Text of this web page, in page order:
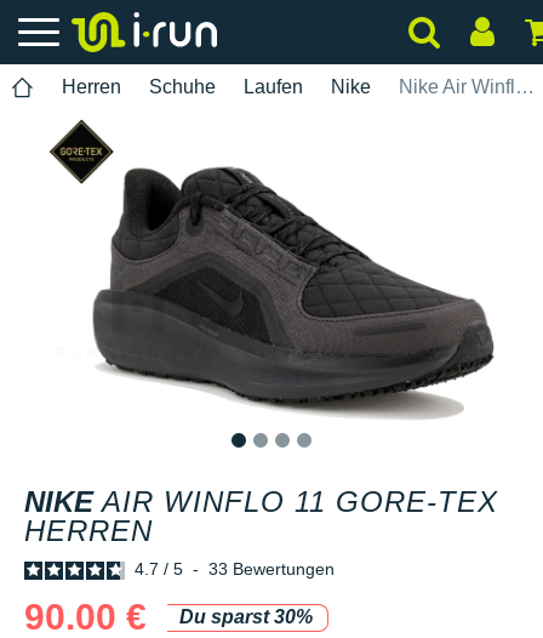
Herren Schuhe Laufen Nike Nike Air Winflo 11 Gore-Tex Herren
NIKE AIR WINFLO 11 GORE-TEX
HERREN
4.7 / 5 - 33 Bewertungen
90.00 €
Du sparst 30%